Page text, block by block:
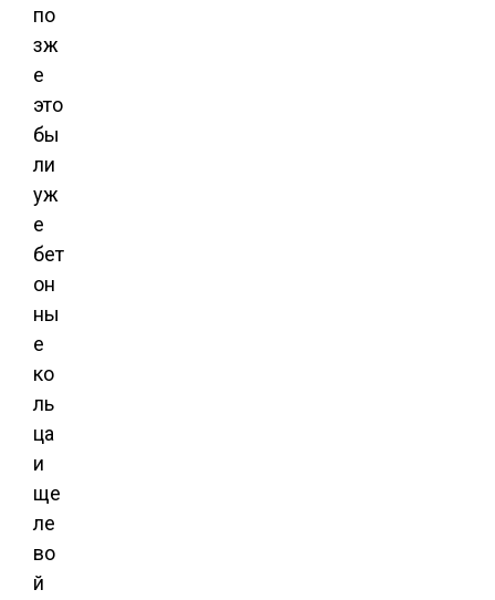
по
зж
е
это
бы
ли
уж
е
бет
он
ны
е
ко
ль
ца
и
ще
ле
во
й